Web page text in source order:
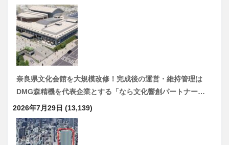
奈良県文化会館を大規模改修！完成後の運営・維持管理は
DMG森精機を代表企業とする「なら文化響創パートナー…
2026年7月29日 (13,139)